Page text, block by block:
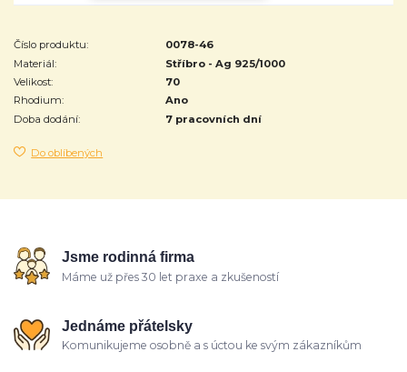
Číslo produktu:
0078-46
Materiál:
Stříbro - Ag 925/1000
Velikost:
70
Rhodium:
Ano
Doba dodání:
7 pracovních dní
Do oblíbených
Jsme rodinná firma
Máme už přes 30 let praxe a zkušeností
Jednáme přátelsky
Komunikujeme osobně a s úctou ke svým zákazníkům